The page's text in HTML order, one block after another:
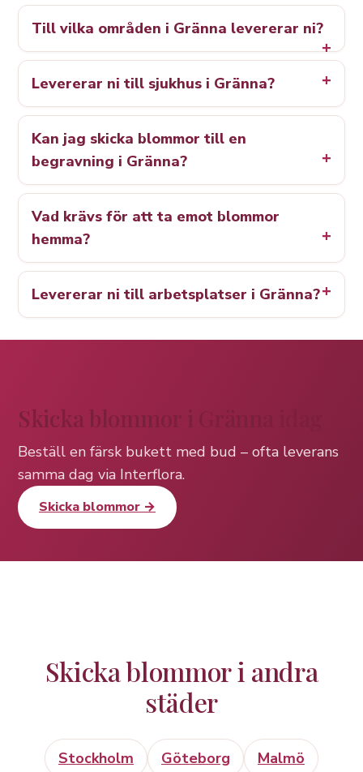
Till vilka områden i Gränna levererar ni?
Levererar ni till sjukhus i Gränna?
Kan jag skicka blommor till en
begravning i Gränna?
Vad krävs för att ta emot blommor
hemma?
Levererar ni till arbetsplatser i Gränna?
Skicka blommor i Gränna idag
Beställ en färsk bukett med bud – ofta leverans
samma dag via Interflora.
Skicka blommor →
Skicka blommor i andra
städer
Stockholm Göteborg Malmö